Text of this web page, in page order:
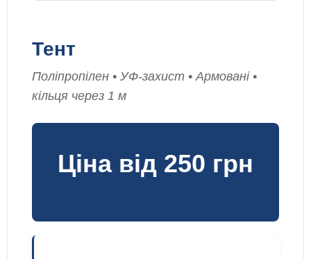
Тент
Поліпропілен • УФ-захист • Армовані •
кільця через 1 м
Ціна від 250 грн